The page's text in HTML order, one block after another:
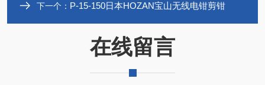
下一个： P-15-150日本HOZAN宝山无线电钳剪钳
在线留言